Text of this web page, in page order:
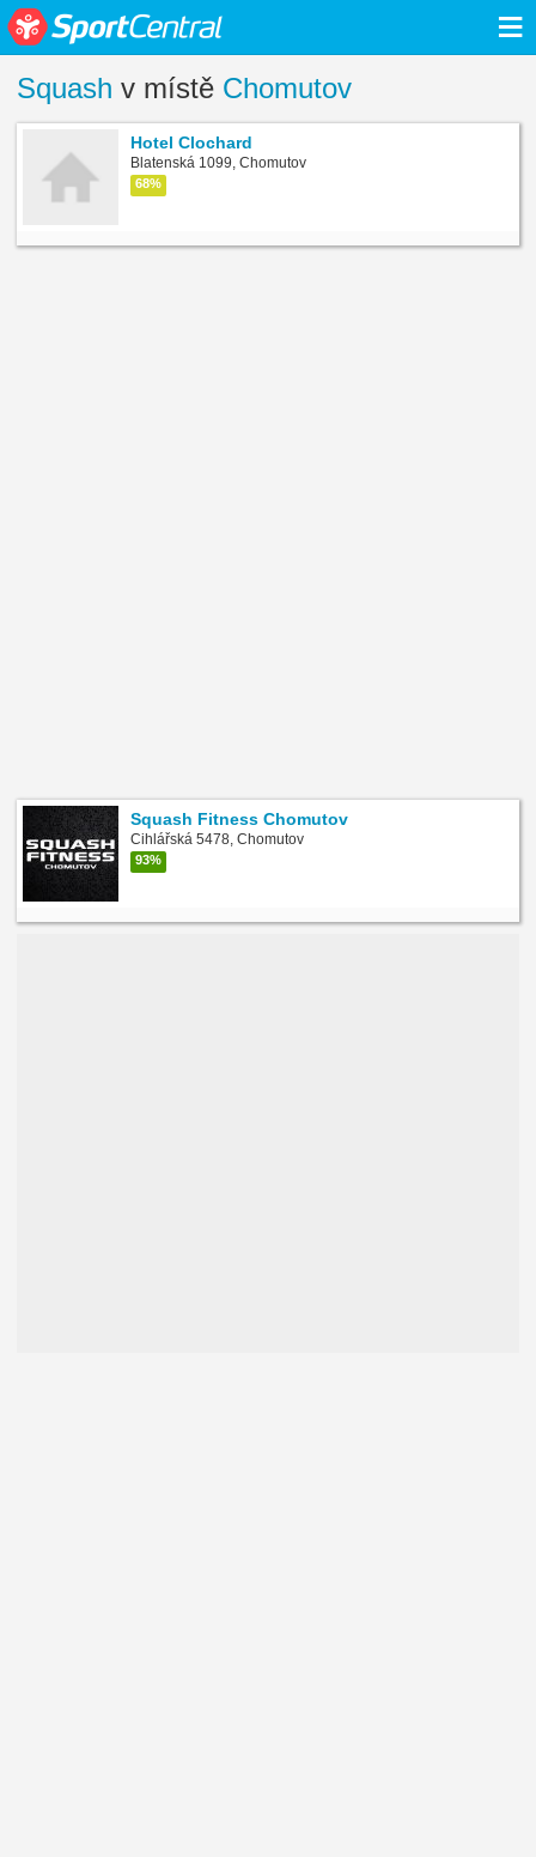
≡
Squash v místě Chomutov
Hotel Clochard
Blatenská 1099, Chomutov
68%
Squash Fitness Chomutov
Cihlářská 5478, Chomutov
93%